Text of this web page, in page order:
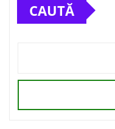
CAUTĂ